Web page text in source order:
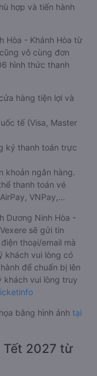
hợp và tiến hành
Hòa - Khánh Hòa từ
vô cùng đơn
hình thức thanh
hàng tiện lợi và
tế (Visa, Master
ký thanh toán trực
khoản ngân hàng.
thanh toán vé
VNPay,…
Dương Ninh Hòa -
sẽ gửi tin
thoại/email mà
khách vui lòng có
để chuẩn bị lên
khách vui lòng truy
bằng hình ảnh tại
Tết 2027 từ